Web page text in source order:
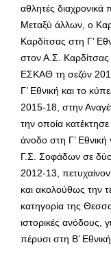
αθλητές
Μεταξύ άλλων, ο
Καρδίτσας στη Γ’
στον Α.Σ. Καρδίτσας
ΕΣΚΑΘ τη σεζόν
Γ’ Εθνική και το
2015-18, στην
την οποία
άνοδο στη Γ’
Γ.Σ. Σοφάδων σε δύο
2012-13,
και ακολούθως την
κατηγορία της
ιστορικές ανόδους,
πέρυσι στη Β’ Εθνική.